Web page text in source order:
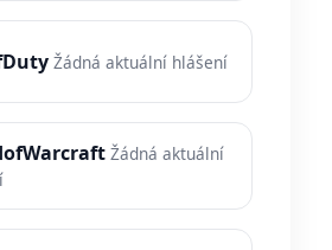
Žádná aktuální hlášení
Žádná aktuální